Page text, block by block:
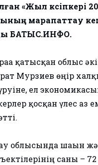
«Жыл кәсіпкері
марапаттау
БАТЫС.ИНФО.
қатысқан облыс
Мурзиев өңір
ел
қосқан үлес аз
облысында шағын
саны –